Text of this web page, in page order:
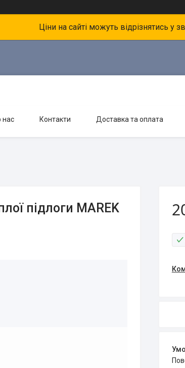
Ціни на сайті можуть відрізнятись у
нас Контакти Доставка та оплата
підлоги MAREK